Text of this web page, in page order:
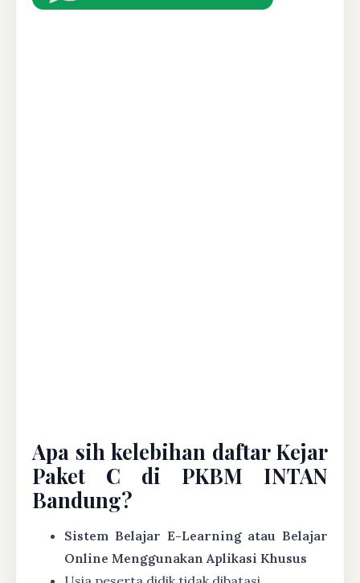
Apa sih kelebihan daftar Kejar
Paket C di PKBM INTAN
Bandung?
Sistem Belajar E-Learning atau Belajar
Online Menggunakan Aplikasi Khusus